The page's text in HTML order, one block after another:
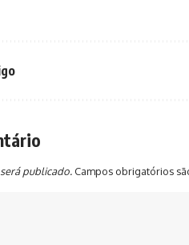
publicado. Campos obrigatórios